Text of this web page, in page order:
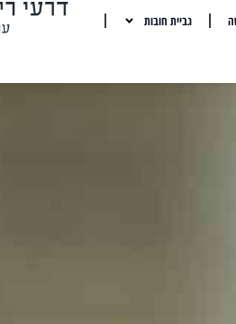
גביית חובות